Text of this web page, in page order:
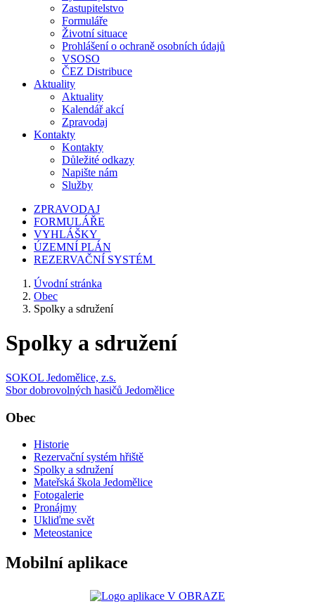
Zastupitelstvo
Formuláře
Životní situace
Prohlášení o ochraně osobních údajů
VSOSO
ČEZ Distribuce
Aktuality
Aktuality
Kalendář akcí
Zpravodaj
Kontakty
Kontakty
Důležité odkazy
Napište nám
Služby
ZPRAVODAJ
FORMULÁŘE
VYHLÁŠKY
ÚZEMNÍ PLÁN
REZERVAČNÍ SYSTÉM
Úvodní stránka
Obec
Spolky a sdružení
Spolky a sdružení
SOKOL Jedomělice, z.s.
Sbor dobrovolných hasičů Jedomělice
Obec
Historie
Rezervační systém hřiště
Spolky a sdružení
Mateřská škola Jedomělice
Fotogalerie
Pronájmy
Ukliďme svět
Meteostanice
Mobilní aplikace